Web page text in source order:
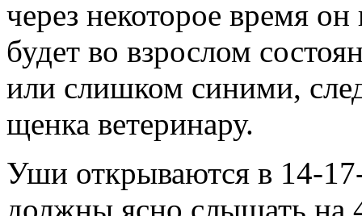
через некоторое время
будет во взрослом
или слишком синими,
щенка ветеринару.
Уши открываются в 14-
должны ясно слышать на